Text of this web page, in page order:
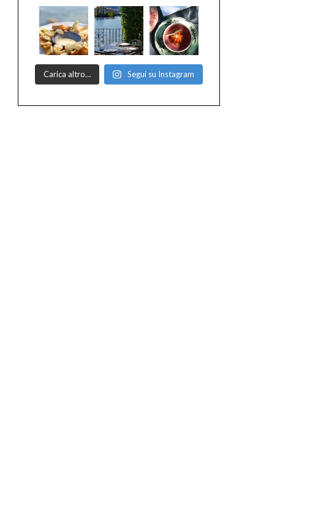
Carica altro… Segui su Instagram